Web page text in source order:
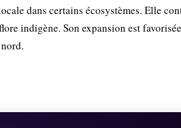
dans certains écosystèmes. Elle
indigène. Son expansion est